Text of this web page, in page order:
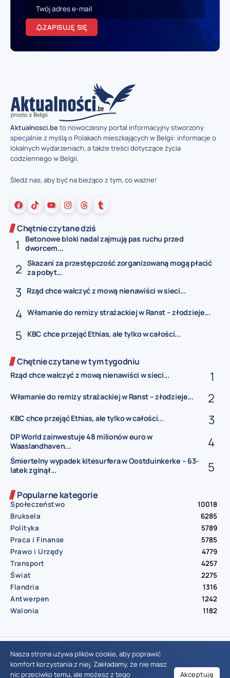
ZAPISUJĘ SIĘ
Aktualnosci.beto nowoczesny portal informacyjny stworzony
specjalnie z myślą o Polakach mieszkających w Belgii: informacje o
lokalnych wydarzeniach, a także treści dotyczące życia
codziennego w Belgii.
Śledź nas, aby być na bieżąco z tym, co ważne!
Chętnie czytane dziś
Betonowe bloki nadal zajmują pas ruchu przed
dworcem...
Skazani za przestępczość zorganizowaną mogą płacić
za pobyt...
Rząd chce walczyć z mową nienawiści w sieci...
Włamanie do remizy strażackiej w Ranst – złodzieje...
KBC chce przejąć Ethias, ale tylko w całości...
Chętnie czytane w tym tygodniu
Rząd chce walczyć z mową nienawiści w sieci...
Włamanie do remizy strażackiej w Ranst – złodzieje...
KBC chce przejąć Ethias, ale tylko w całości...
DP World zainwestuje 48 milionów euro w
Waaslandhaven...
Śmiertelny wypadek kitesurfera w Oostduinkerke – 63-
latek zginął...
Popularne kategorie
Społeczeństwo
10018
Bruksela
6285
Polityka
5789
Praca i Finanse
5785
Prawo i Urzędy
4779
Transport
4257
Świat
2275
Flandria
1316
Antwerpen
1242
Walonia
1182
© Aktualnosci.be – All Right Reserved 2016-2026
Nasza strona używa plików cookie, aby poprawić
komfort korzystania z niej. Zakładamy, że nie masz
nic przeciwko temu, ale możesz z tego
Akceptuję